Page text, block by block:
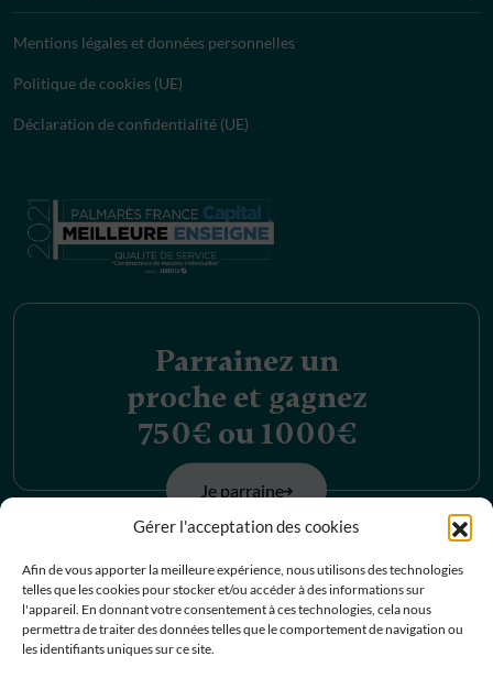
Gérer l'acceptation des cookies
Afin de vous apporter la meilleure expérience, nous utilisons des technologies
telles que les cookies pour stocker et/ou accéder à des informations sur
l'appareil. En donnant votre consentement à ces technologies, cela nous
permettra de traiter des données telles que le comportement de navigation ou
les identifiants uniques sur ce site.
Mentions légales et données personnelles
Politique de cookies (UE)
Déclaration de confidentialité (UE)
Parrainez un
proche et gagnez
750€ ou 1000€
Je parraine
Découvrez nos
offres d’emplois